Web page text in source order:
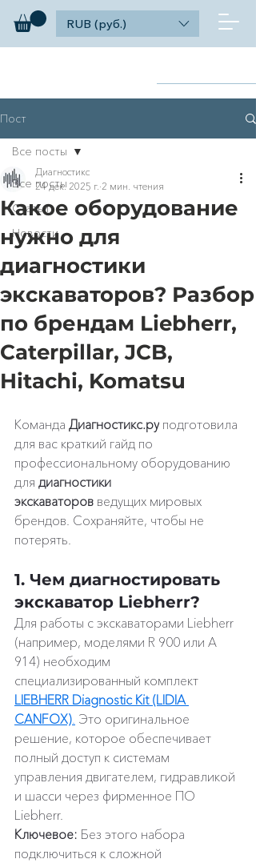
RUB (руб.)
Пост
Все посты
Статьи
Новости
Все посты
Какое оборудование
нужно для
диагностики
экскаваторов? Разбор
по брендам Liebherr,
Caterpillar, JCB,
Hitachi, Komatsu
Диагностикс
24 дек. 2025 г. 2 мин. чтения
Команда Диагностикс.ру подготовила
для вас краткий гайд по
профессиональному оборудованию
для диагностики
экскаваторов ведущих мировых
брендов. Сохраняйте, чтобы не
потерять.
1. Чем диагностировать
экскаватор Liebherr?
Для работы с экскаваторами Liebherr
(например, моделями R 900 или A
914) необходим
специализированный комплект
LIEBHERR Diagnostic Kit (LIDIA
CANFOX). Это оригинальное
решение, которое обеспечивает
полный доступ к системам
управления двигателем, гидравликой
и шасси через фирменное ПО
Liebherr.
Ключевое: Без этого набора
подключиться к сложной